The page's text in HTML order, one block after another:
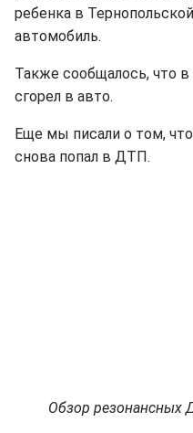
ребенка в
автомобиль.
Также сообщалось, что
сгорел в авто.
Еще мы писали о том,
снова попал в ДТП.
Обзор резонансных